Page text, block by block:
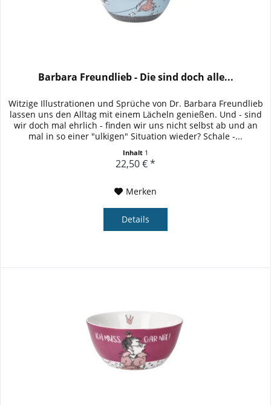
Barbara Freundlieb - Die sind doch alle...
Witzige Illustrationen und Sprüche von Dr. Barbara Freundlieb
lassen uns den Alltag mit einem Lächeln genießen. Und - sind
wir doch mal ehrlich - finden wir uns nicht selbst ab und an
mal in so einer "ulkigen" Situation wieder? Schale -...
Inhalt 1
22,50 € *
Merken
Details